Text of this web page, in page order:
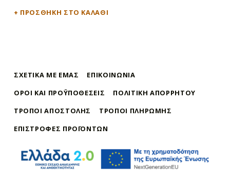
ΠΡΟΣΘΉΚΗ ΣΤΟ ΚΑΛΆΘΙ
ΣΧΕΤΙΚΆ ΜΕ ΕΜΆΣ
ΕΠΙΚΟΙΝΩΝΊΑ
ΌΡΟΙ ΚΑΙ ΠΡΟΫΠΟΘΈΣΕΙΣ
ΠΟΛΙΤΙΚΉ ΑΠΟΡΡΉΤΟΥ
ΤΡΌΠΟΙ ΑΠΟΣΤΟΛΉΣ
ΤΡΌΠΟΙ ΠΛΗΡΩΜΉΣ
ΕΠΙΣΤΡΟΦΈΣ ΠΡΟΪΌΝΤΩΝ